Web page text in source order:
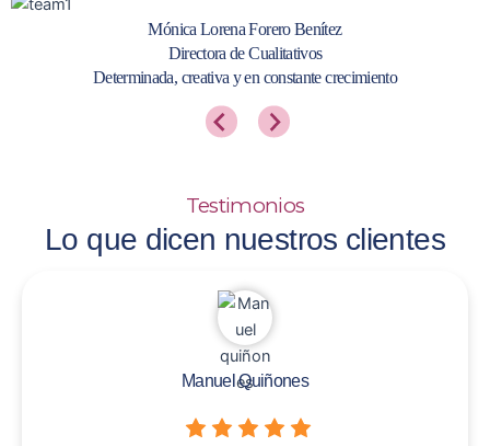
Mónica Lorena Forero Benítez
Directora de Cualitativos
Determinada, creativa y en constante crecimiento
Testimonios
Lo que dicen nuestros clientes
Manuel Quiñones